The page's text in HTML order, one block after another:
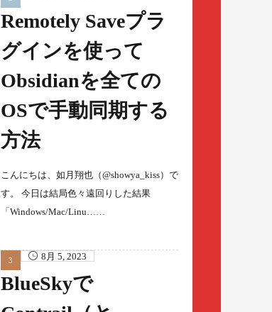
Remotely Saveプラ
グインを使って
Obsidianを全ての
OSで手動同期する
方法
こんにちは、如月翔也（@showya_kiss）で
す。 今日は結局色々遠回りした結果
「Windows/Mac/Linu……
8月 5, 2023
BlueSkyで